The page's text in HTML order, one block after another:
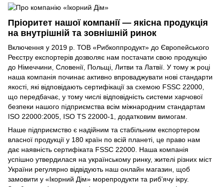
Пріоритет нашої компанії — якісна продукція
на внутрішній та зовнішній ринок
Включення у 2019 р. ТОВ «Рибкоппродукт» до Європейського
Реєстру експортерів дозволяє нам постачати свою продукцію
до Німеччини, Словенії, Польщі, Литви та Латвії. У тому ж році
наша компанія починає активно впроваджувати нові стандарти
якості, які відповідають сертифікації за схемою FSSC 22000,
що передбачає, у тому числі відповідність системи харчової
безпеки нашого підприємства всім міжнародним стандартам
ISO 22000:2005, ISO TS 22000-1, додатковим вимогам.
Наше підприємство є надійним та стабільним експортером
власної продукції у 180 країн по всій планеті, це право нам
дає наявність сертифіката FSSC 22000. Наша компанія
успішно утвердилася на українському ринку, жителі різних міст
України регулярно відвідують наш онлайн магазин, щоб
замовити у «Ікорний Дім» морепродукти та риб’ячу ікру.